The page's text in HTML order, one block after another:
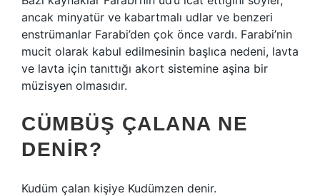
ancak minyatür ve kabartmalı udlar ve benzeri
enstrümanlar Farabi’den çok önce vardı. Farabi’nin
mucit olarak kabul edilmesinin başlıca nedeni, lavta
ve lavta için tanıttığı akort sistemine aşina bir
müzisyen olmasıdır.
CÜMBÜŞ ÇALANA NE
DENIR?
Kudüm çalan kişiye Kudümzen denir.